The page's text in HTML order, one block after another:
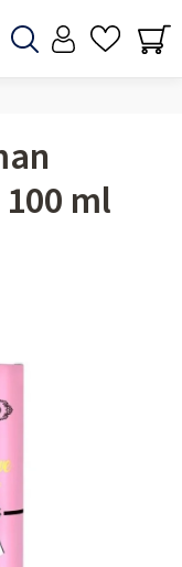
ml